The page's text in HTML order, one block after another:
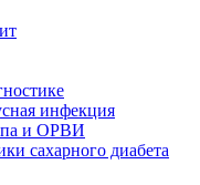
инфекция
и ОРВИ
сахарного диабета